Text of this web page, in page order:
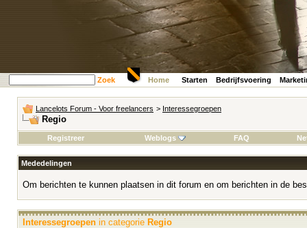
Zoek Home Starten Bedrijfsvoering
Lancelots Forum - Voor freelancers > Interessegroepen
Regio
Registreer Weblogs FAQ
Mededelingen
Om berichten te kunnen plaatsen in dit forum en om berichten in de
Interessegroepen in categorie Regio